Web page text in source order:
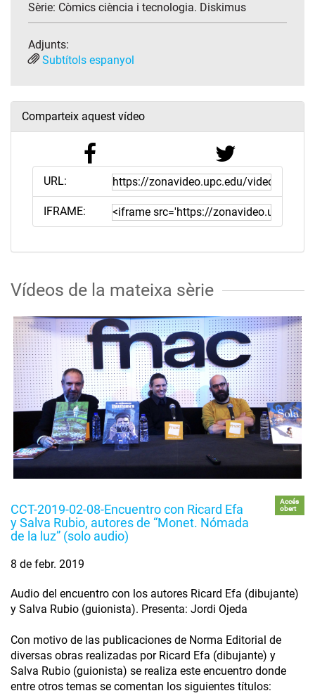
Sèrie: Còmics ciència i tecnologia. Diskimus
Adjunts:
Subtítols espanyol
Comparteix aquest vídeo
URL:
IFRAME:
Vídeos de la mateixa sèrie
CCT-2019-02-08-Encuentro con Ricard Efa
y Salva Rubio, autores de “Monet. Nómada
de la luz” (solo audio)
Accés
obert
8 de febr. 2019
Audio del encuentro con los autores Ricard Efa (dibujante)
y Salva Rubio (guionista). Presenta: Jordi Ojeda
Con motivo de las publicaciones de Norma Editorial de
diversas obras realizadas por Ricard Efa (dibujante) y
Salva Rubio (guionista) se realiza este encuentro donde
entre otros temas se comentan los siguientes títulos: